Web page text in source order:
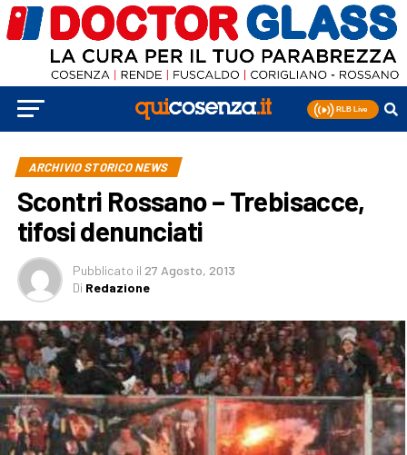
ARCHIVIO STORICO NEWS
Scontri Rossano – Trebisacce,
tifosi denunciati
Pubblicato il 27 Agosto, 2013
Di Redazione